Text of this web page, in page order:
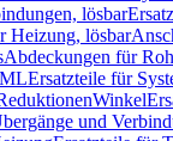
lösbar
Heizung, lösbar
Abdeckungen für
Ersatzteile für
Winkel
und